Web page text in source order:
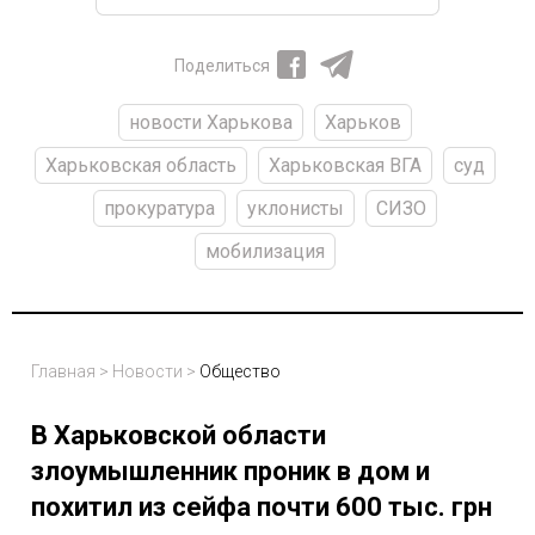
Поделиться
новости Харькова
Харьков
Харьковская область
Харьковская ВГА
суд
прокуратура
уклонисты
СИЗО
мобилизация
Главная > Новости > Общество
В Харьковской области
злоумышленник проник в дом и
похитил из сейфа почти 600 тыс. грн